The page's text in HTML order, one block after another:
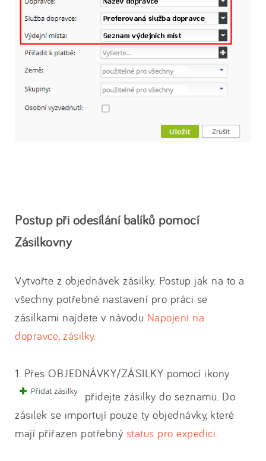
Postup při odesílání balíků pomocí
Zásilkovny
Vytvořte z objednávek zásilky. Postup jak na to a
všechny potřebné nastavení pro práci se
zásilkami najdete v návodu Napojení na
dopravce, zásilky.
1. Přes OBJEDNÁVKY/ZÁSILKY pomocí ikony
přidejte zásilky do seznamu. Do
zásilek se importují pouze ty objednávky, které
mají přiřazen potřebný status pro expedici.